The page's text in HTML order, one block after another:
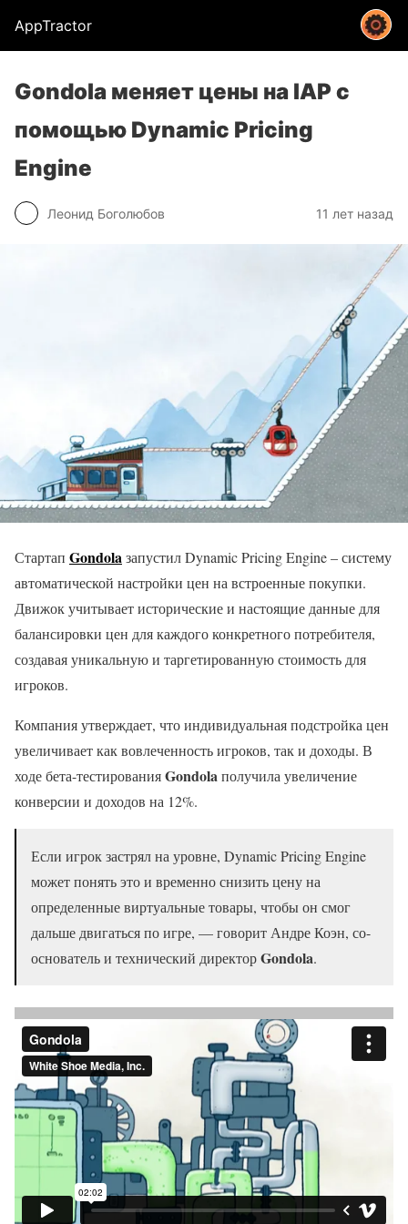
AppTractor
Gondola меняет цены на IAP с
помощью Dynamic Pricing
Engine
Леонид Боголюбов 11 лет назад
Стартап Gondolaзапустил Dynamic Pricing Engine – систему
автоматической настройки цен на встроенные покупки.
Движок учитывает исторические и настоящие данные для
балансировки цен для каждого конкретного потребителя,
создавая уникальную и таргетированную стоимость для
игроков.
Компания утверждает, что индивидуальная подстройка цен
увеличивает как вовлеченность игроков, так и доходы. В
ходе бета-тестированияGondolaполучила увеличение
конверсии и доходов на 12%.
Если игрок застрял на уровне, Dynamic Pricing Engine
может понять это и временно снизить цену на
определенные виртуальные товары, чтобы он смог
дальше двигаться по игре, — говорит Андре Коэн, со-
основатель и технический директорGondola.